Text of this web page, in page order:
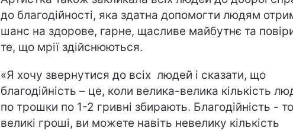
до благодійності, яка здатна допомогти людям
шанс на здорове, гарне, щасливе майбутнє та
те, що мрії здійснюються.
«Я хочу звернутися до всіх людей і сказати, що
благодійність – це, коли велика-велика кількість
по трошки по 1-2 гривні збирають. Благодійність -
великі гроші, ви можете навіть невелику кількість